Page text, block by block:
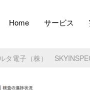
Home サービス
タ電子（株）